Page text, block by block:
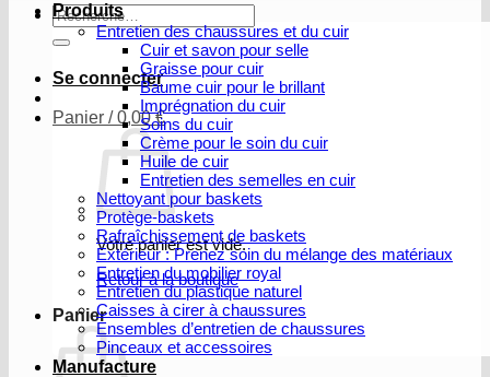
Recherche
pour :
Se connecter
Panier /0,00€
Votre panier est vide.
Retour à la boutique
Panier
Produits
Entretien des chaussures et du cuir
Cuir et savon pour selle
Graisse pour cuir
Baume cuir pour le brillant
Imprégnation du cuir
Soins du cuir
Crème pour le soin du cuir
Huile de cuir
Entretien des semelles en cuir
Nettoyant pour baskets
Protège-baskets
Rafraîchissement de baskets
Extérieur : Prenez soin du mélange des matériaux
Entretien du mobilier royal
Entretien du plastique naturel
Caisses à cirer à chaussures
Ensembles d’entretien de chaussures
Pinceaux et accessoires
Manufacture